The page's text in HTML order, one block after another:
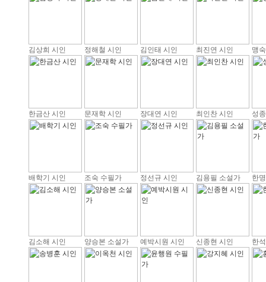
김상희 시인 정해철 시인 김인태 시인 최진연 시인 맹
한금산 시인 문재학 시인 장대연 시인 최인찬 시인 성
배학기 시인 조숙 수필가 정선규 시인 김용필 소설가 한
김소해 시인 양승본 소설가 예박시원 시인 신종현 시인 한